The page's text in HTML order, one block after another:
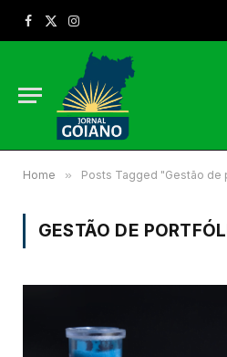
Facebook
X
Instagram
Home » Posts Tagged "Gestão de
GESTÃO DE